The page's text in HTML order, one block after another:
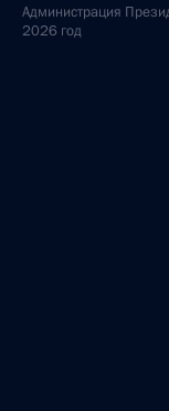
Администрация
2026 год